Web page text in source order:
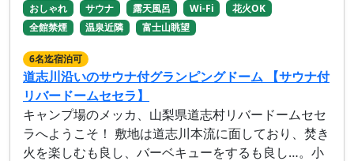
おしゃれ
サウナ 露天風呂 Wi-Fi
花火OK
全館禁煙
温泉近隣 富士山眺望
6名迄宿泊可
道志川沿いのサウナ付グランピングドーム 【サウナ付
リバードームセセラ】
キャンプ場のメッカ、山梨県道志村リバードームセセ
ラへようこそ！ 敷地は道志川本流に面しており、​焚き
火を楽しむも良し、バーベキューをするも良し…。小